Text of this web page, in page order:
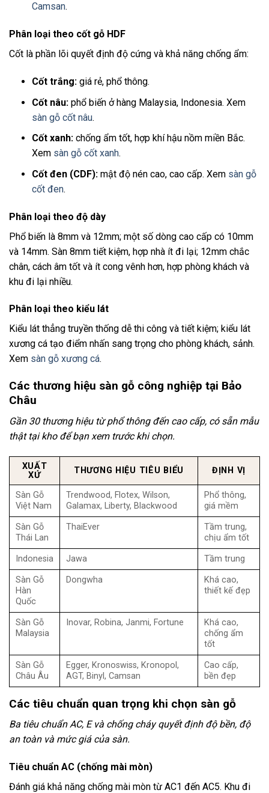
Camsan.
Phân loại theo cốt gỗ HDF
Cốt là phần lõi quyết định độ cứng và khả năng chống ẩm:
Cốt trắng: giá rẻ, phổ thông.
Cốt nâu: phổ biến ở hàng Malaysia, Indonesia. Xem
sàn gỗ cốt nâu.
Cốt xanh: chống ẩm tốt, hợp khí hậu nồm miền Bắc.
Xem sàn gỗ cốt xanh.
Cốt đen (CDF): mật độ nén cao, cao cấp. Xem sàn gỗ
cốt đen.
Phân loại theo độ dày
Phổ biến là 8mm và 12mm; một số dòng cao cấp có 10mm
và 14mm. Sàn 8mm tiết kiệm, hợp nhà ít đi lại; 12mm chắc
chân, cách âm tốt và ít cong vênh hơn, hợp phòng khách và
khu đi lại nhiều.
Phân loại theo kiểu lát
Kiểu lát thẳng truyền thống dễ thi công và tiết kiệm; kiểu lát
xương cá tạo điểm nhấn sang trọng cho phòng khách, sảnh.
Xem sàn gỗ xương cá.
Các thương hiệu sàn gỗ công nghiệp tại Bảo
Châu
Gần 30 thương hiệu từ phổ thông đến cao cấp, có sẵn mẫu
thật tại kho để bạn xem trước khi chọn.
XUẤT
XỨ
THƯƠNG HIỆU TIÊU BIỂU ĐỊNH VỊ
Sàn Gỗ
Việt Nam
Trendwood, Flotex, Wilson,
Galamax, Liberty, Blackwood
Phổ thông,
giá mềm
Sàn Gỗ
Thái Lan
ThaiEver
Tầm trung,
chịu ẩm tốt
Indonesia Jawa Tầm trung
Sàn Gỗ
Hàn
Quốc
Dongwha
Khá cao,
thiết kế đẹp
Sàn Gỗ
Malaysia
Inovar, Robina, Janmi, Fortune
Khá cao,
chống ẩm
tốt
Sàn Gỗ
Châu Âu
Egger, Kronoswiss, Kronopol,
AGT, Binyl, Camsan
Cao cấp,
bền đẹp
Các tiêu chuẩn quan trọng khi chọn sàn gỗ
Ba tiêu chuẩn AC, E và chống cháy quyết định độ bền, độ
an toàn và mức giá của sàn.
Tiêu chuẩn AC (chống mài mòn)
Đánh giá khả năng chống mài mòn từ AC1 đến AC5. Khu đi